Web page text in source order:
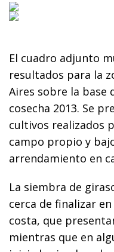
El cuadro adjunto
resultados para la
Aires sobre la base
cosecha 2013. Se
cultivos realizados
campo propio y
arrendamiento en
La siembra de
cerca de finalizar
costa, que
mientras que en